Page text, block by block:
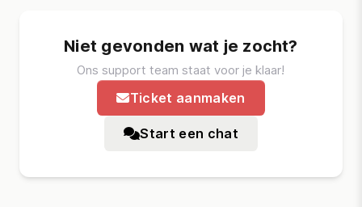
Niet gevonden wat je zocht?
Ons support team staat voor je klaar!
Ticket aanmaken
Start een chat